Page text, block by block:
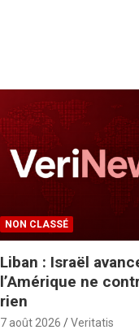
NON CLASSÉ
Liban : Israël
l’Amérique ne
rien
7 août 2026 Veritatis